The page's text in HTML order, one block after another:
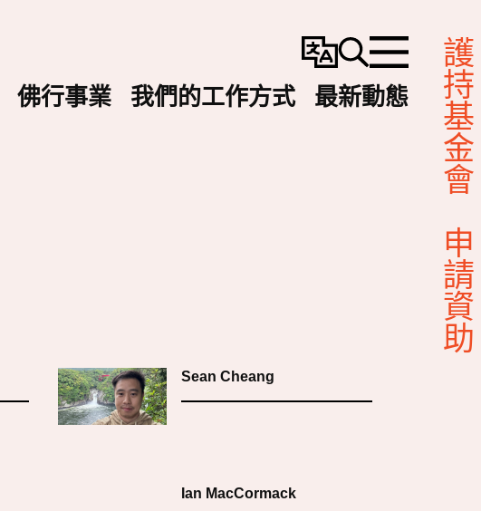
變
搜
選
佛行事業 我們的工作方式 最新動態
Sean Cheang
Ian MacCormack
護持基金會
申請資助